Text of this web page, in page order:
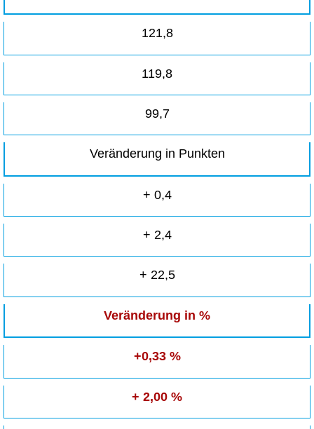
121,8
119,8
99,7
Veränderung in Punkten
+ 0,4
+ 2,4
+ 22,5
Veränderung in %
+0,33 %
+ 2,00 %